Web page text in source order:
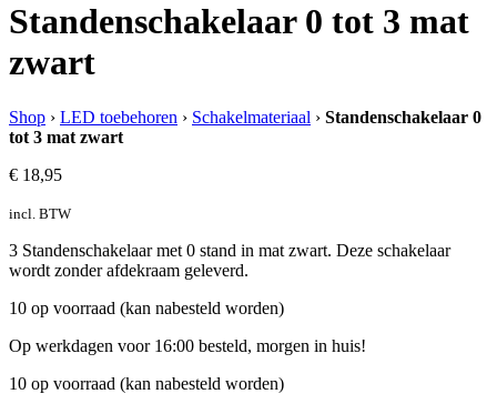
Standenschakelaar 0 tot 3 mat
zwart
Shop › LED toebehoren › Schakelmateriaal › Standenschakelaar 0
tot 3 mat zwart
€ 18,95
incl. BTW
3 Standenschakelaar met 0 stand in mat zwart. Deze schakelaar
wordt zonder afdekraam geleverd.
10 op voorraad (kan nabesteld worden)
Op werkdagen voor 16:00 besteld, morgen in huis!
10 op voorraad (kan nabesteld worden)